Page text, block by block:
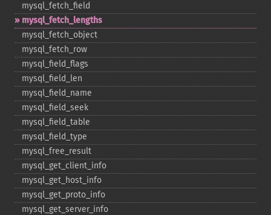
mysql_​fetch_​field
mysql_​fetch_​lengths
mysql_​fetch_​object
mysql_​fetch_​row
mysql_​field_​flags
mysql_​field_​len
mysql_​field_​name
mysql_​field_​seek
mysql_​field_​table
mysql_​field_​type
mysql_​free_​result
mysql_​get_​client_​info
mysql_​get_​host_​info
mysql_​get_​proto_​info
mysql_​get_​server_​info